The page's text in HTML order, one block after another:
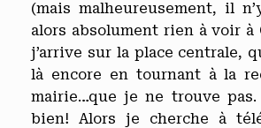
(mais malheureusement, il
alors absolument rien à voir à
j’arrive sur la place centrale,
là encore en tournant à la
mairie…que je ne trouve pas.
bien! Alors je cherche à